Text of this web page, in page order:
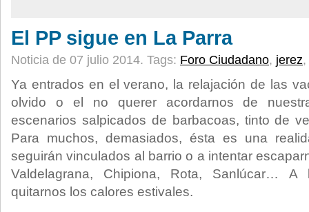
El PP sigue en La Parra
Noticia de 07 julio 2014. Tags: Foro Ciudadano, jerez,
Ya entrados en el verano, la relajación de las
olvido o el no querer acordarnos de
escenarios salpicados de barbacoas, tinto de
Para muchos, demasiados, ésta es una
seguirán vinculados al barrio o a intentar
Valdelagrana, Chipiona, Rota, Sanlúcar…
quitarnos los calores estivales.